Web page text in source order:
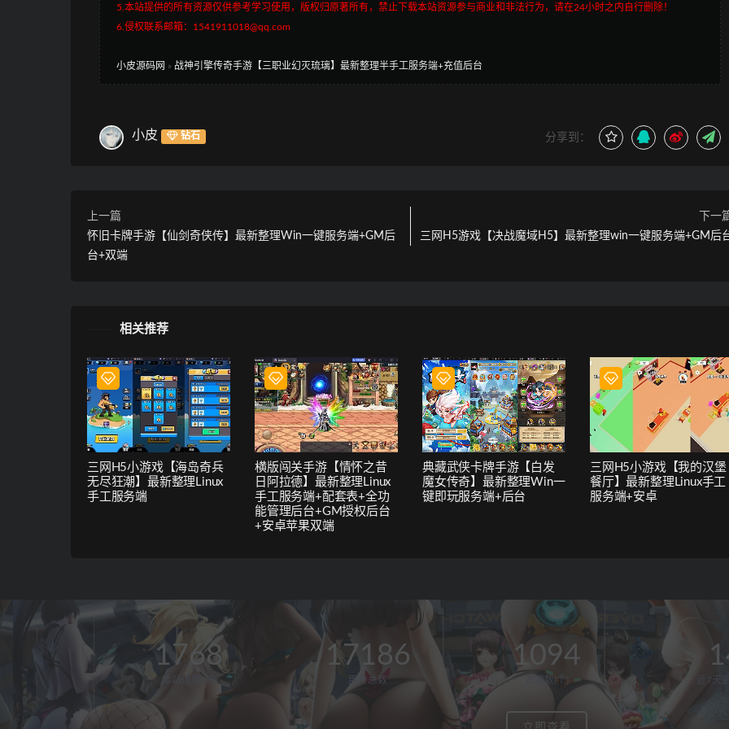
5.本站提供的所有资源仅供参考学习使用，版权归原著所有，禁止下载本站资源参与商业和非法行为，请在24小时之内自行删除！
6.侵权联系邮箱：1541911018@qq.com
小皮源码网 » 战神引擎传奇手游【三职业幻灭琉璃】最新整理半手工服务端+充值后台
小皮 钻石 分享到：
上一篇
怀旧卡牌手游【仙剑奇侠传】最新整理Win一键服务端+GM后
台+双端
下一
三网H5游戏【决战魔域H5】最新整理win一键服务端+GM后
相关推荐
三网H5小游戏【海岛奇兵
无尽狂潮】最新整理Linux
手工服务端
横版闯关手游【情怀之昔
日阿拉德】最新整理Linux
手工服务端+配套表+全功
能管理后台+GM授权后台
+安卓苹果双端
典藏武侠卡牌手游【白发
魔女传奇】最新整理Win一
键即玩服务端+后台
三网H5小游戏【我的汉堡
餐厅】最新整理Linux手工
服务端+安卓
1768 17186
用户总数
1094
资源数(个) 近7天